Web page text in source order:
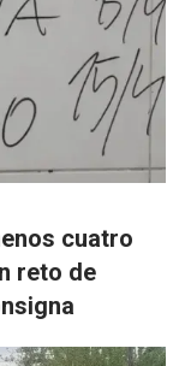
cuatro
reto de